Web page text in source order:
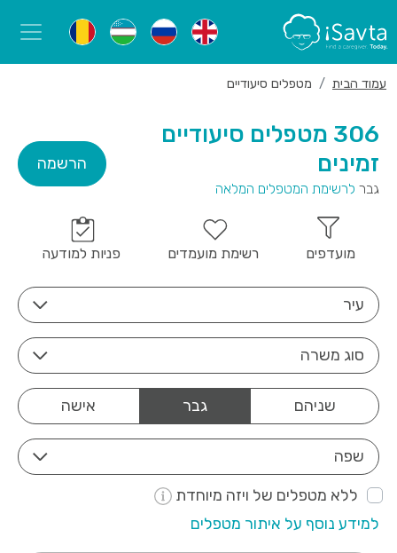
עמוד הבית מטפלים סיעודיים
306 מטפלים סיעודיים
זמינים
גבר לרשימת המטפלים המלאה
הרשמה
מועדפים רשימת מועמדים פניות למודעה
עיר
סוג משרה
אישה גבר שניהם
שפה
ללא מטפלים של ויזה מיוחדת
למידע נוסף על איתור מטפלים